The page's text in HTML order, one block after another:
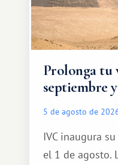
Prolonga tu
septiembre
5 de agosto de
IVC inaugura
el 1 de agosto.